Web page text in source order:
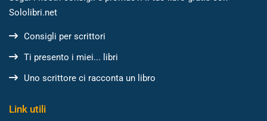
Sololibri.net
Consigli per scrittori
Ti presento i miei... libri
Uno scrittore ci racconta un libro
Link utili